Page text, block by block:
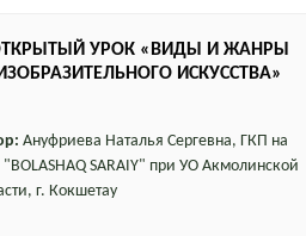
УРОК «ВИДЫ И ЖАНРЫ
ИЗОБРАЗИТЕЛЬНОГО ИСКУССТВА»
Ануфриева Наталья Сергевна, ГКП на
SARAIY" при УО Акмолинской
г. Кокшетау